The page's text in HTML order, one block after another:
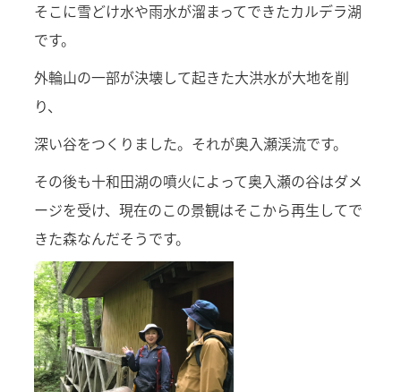
そこに雪どけ水や雨水が溜まってできたカルデラ湖
です。
外輪山の一部が決壊して起きた大洪水が大地を削
り、
深い谷をつくりました。それが奥入瀬渓流です。
その後も十和田湖の噴火によって奥入瀬の谷はダメ
ージを受け、現在のこの景観はそこから再生してで
きた森なんだそうです。